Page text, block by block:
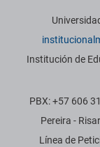
Institución de
PBX: +57 606
Pereira -
Línea de